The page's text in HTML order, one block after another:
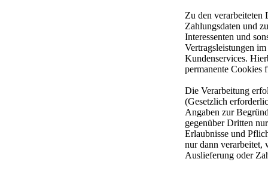
Zu den verarbeiteten
Zahlungsdaten und
Interessenten und
Vertragsleistungen
Kundenservices.
permanente Cookies
Die Verarbeitung
(Gesetzlich
Angaben zur
gegenüber Dritten
Erlaubnisse und
nur dann verarbeitet,
Auslieferung oder